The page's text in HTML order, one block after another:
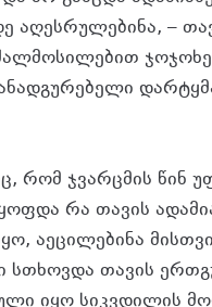
აღესრულებინა, –
რომ ჯვარცმის
რა თავის
აეცილებინა
სთხოვდა თავის
იყო სიკვდილის